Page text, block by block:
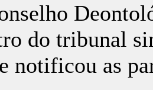
do tribunal
notificou as